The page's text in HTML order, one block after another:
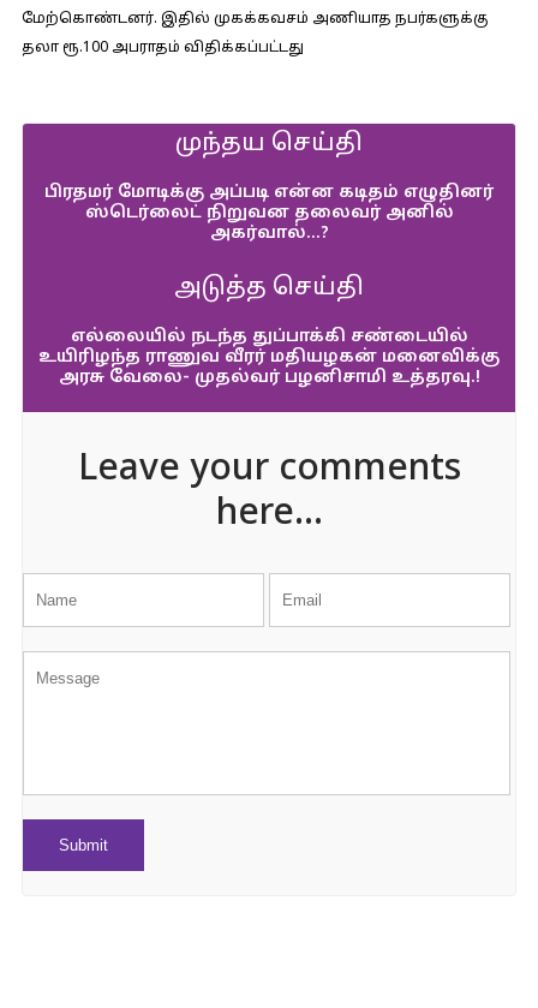
மேற்கொண்டனர். இதில் முகக்கவசம் அணியாத நபர்களுக்கு
தலா ரூ.100 அபராதம் விதிக்கப்பட்டது
முந்தய செய்தி
பிரதமர் மோடிக்கு அப்படி என்ன கடிதம் எழுதினர்
ஸ்டெர்லைட் நிறுவன தலைவர் அனில்
அகர்வால்…?
அடுத்த செய்தி
எல்லையில் நடந்த துப்பாக்கி சண்டையில்
உயிரிழந்த ராணுவ வீரர் மதியழகன் மனைவிக்கு
அரசு வேலை- முதல்வர் பழனிசாமி உத்தரவு.!
Leave your comments
here...